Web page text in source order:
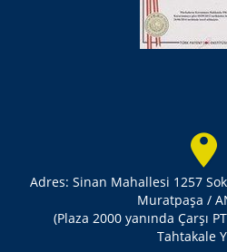
Adres: Sinan Mahallesi 1257
Muratpaşa /
(Plaza 2000 yanında Çarşı
Tahtakale